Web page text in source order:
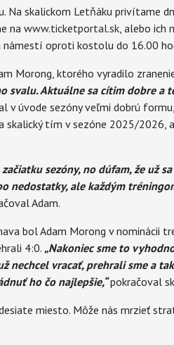
skalickom Letňáku privítame
nawww.ticketportal.sk, alebo ich
námestí oproti kostolu do 16.00
Morong, ktorého vyradilo
Aktuálne sa cítim dobre a
v úvode sezóny veľmi dobrú
skalický tím v sezóne 2025/
sezóny, no dúfam, že už
nedostatky, ale každým
Adam.
bol Adam Morong v nominácii
4:0. „Nakoniec sme to
nechcel vracať, prehrali sme a
ho čo najlepšie,“pokračoval
miesto. Môže nás mrzieť